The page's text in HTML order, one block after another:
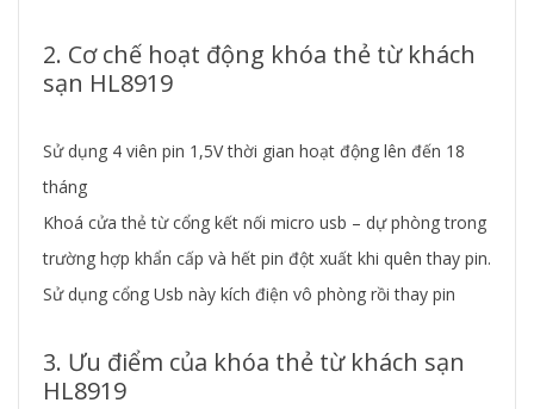
2. Cơ chế hoạt động khóa thẻ từ khách
sạn HL8919
Sử dụng 4 viên pin 1,5V thời gian hoạt động lên đến 18
tháng
Khoá cửa thẻ từ cổng kết nối micro usb – dự phòng trong
trường hợp khẩn cấp và hết pin đột xuất khi quên thay pin.
Sử dụng cổng Usb này kích điện vô phòng rồi thay pin
3. Ưu điểm của khóa thẻ từ khách sạn
HL8919